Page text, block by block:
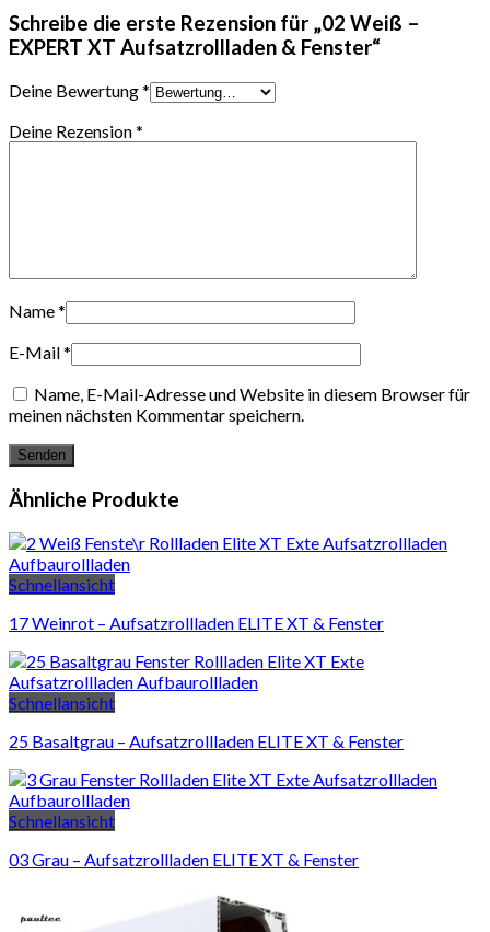
Schreibe die erste Rezension für „02 Weiß –
EXPERT XT Aufsatzrollladen & Fenster“
Deine Bewertung*
Deine Rezension*
Name*
E-Mail*
Name, E-Mail-Adresse und Website in diesem Browser für
meinen nächsten Kommentar speichern.
Ähnliche Produkte
Schnellansicht
17 Weinrot – Aufsatzrollladen ELITE XT & Fenster
Schnellansicht
25 Basaltgrau – Aufsatzrollladen ELITE XT & Fenster
Schnellansicht
03 Grau – Aufsatzrollladen ELITE XT & Fenster